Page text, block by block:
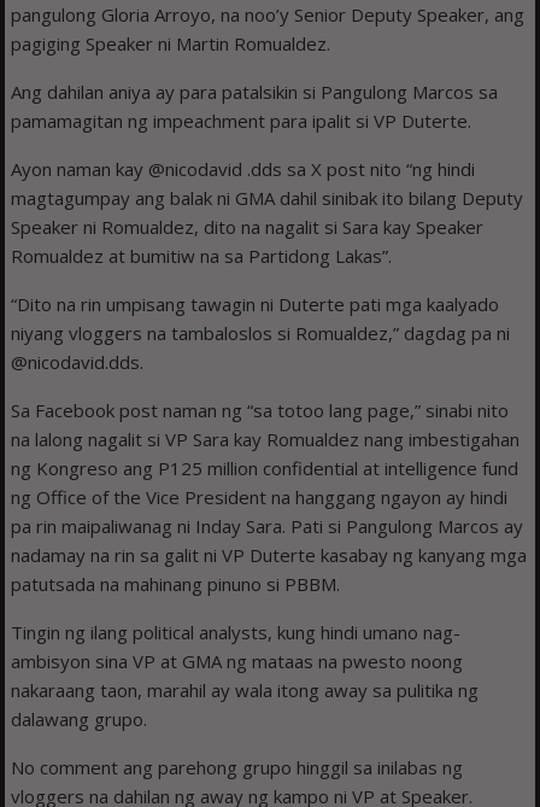
pangulong Gloria Arroyo, na noo’y Senior Deputy Speaker, ang
pagiging Speaker ni Martin Romualdez.
Ang dahilan aniya ay para patalsikin si Pangulong Marcos sa
pamamagitan ng impeachment para ipalit si VP Duterte.
Ayon naman kay @nicodavid .dds sa X post nito “ng hindi
magtagumpay ang balak ni GMA dahil sinibak ito bilang Deputy
Speaker ni Romualdez, dito na nagalit si Sara kay Speaker
Romualdez at bumitiw na sa Partidong Lakas”.
“Dito na rin umpisang tawagin ni Duterte pati mga kaalyado
niyang vloggers na tambaloslos si Romualdez,” dagdag pa ni
@nicodavid.dds.
Sa Facebook post naman ng “sa totoo lang page,” sinabi nito
na lalong nagalit si VP Sara kay Romualdez nang imbestigahan
ng Kongreso ang P125 million confidential at intelligence fund
ng Office of the Vice President na hanggang ngayon ay hindi
pa rin maipaliwanag ni Inday Sara. Pati si Pangulong Marcos ay
nadamay na rin sa galit ni VP Duterte kasabay ng kanyang mga
patutsada na mahinang pinuno si PBBM.
Tingin ng ilang political analysts, kung hindi umano nag-
ambisyon sina VP at GMA ng mataas na pwesto noong
nakaraang taon, marahil ay wala itong away sa pulitika ng
dalawang grupo.
No comment ang parehong grupo hinggil sa inilabas ng
vloggers na dahilan ng away ng kampo ni VP at Speaker.